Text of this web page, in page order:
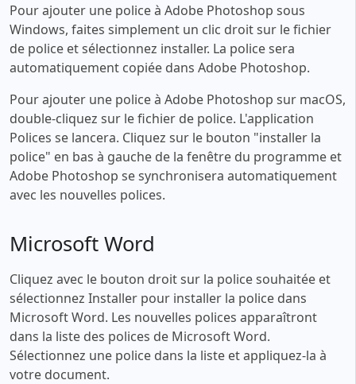
Pour ajouter une police à Adobe Photoshop sous
Windows, faites simplement un clic droit sur le fichier
de police et sélectionnez installer. La police sera
automatiquement copiée dans Adobe Photoshop.
Pour ajouter une police à Adobe Photoshop sur macOS,
double-cliquez sur le fichier de police. L'application
Polices se lancera. Cliquez sur le bouton "installer la
police" en bas à gauche de la fenêtre du programme et
Adobe Photoshop se synchronisera automatiquement
avec les nouvelles polices.
Microsoft Word
Cliquez avec le bouton droit sur la police souhaitée et
sélectionnez Installer pour installer la police dans
Microsoft Word. Les nouvelles polices apparaîtront
dans la liste des polices de Microsoft Word.
Sélectionnez une police dans la liste et appliquez-la à
votre document.